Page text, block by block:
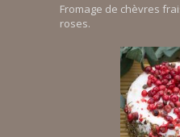
Fromage de chèvres
roses.